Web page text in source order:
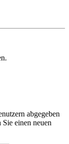
abgegeben
einen neuen